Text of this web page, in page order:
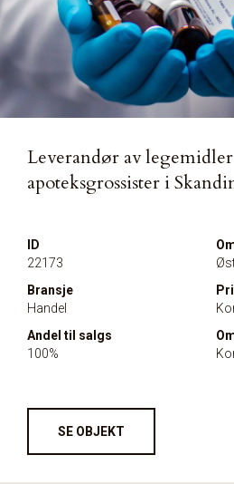
Leverandør av
apoteksgrossister i
ID
22173
Bransje
Handel
Andel til salgs
100%
SE OBJEKT